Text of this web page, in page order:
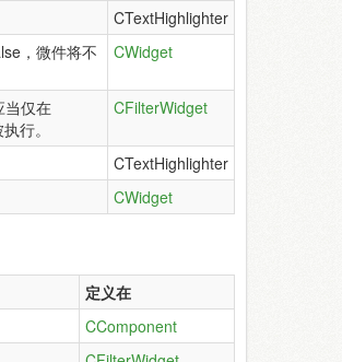
CTextHighlighter
，微件将不
CWidget
当仅在
行。
CFilterWidget
CTextHighlighter
CWidget
定义在
CComponent